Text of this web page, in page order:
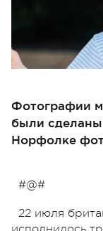
Фотографии
были
Норфолке
#@#
22 июля